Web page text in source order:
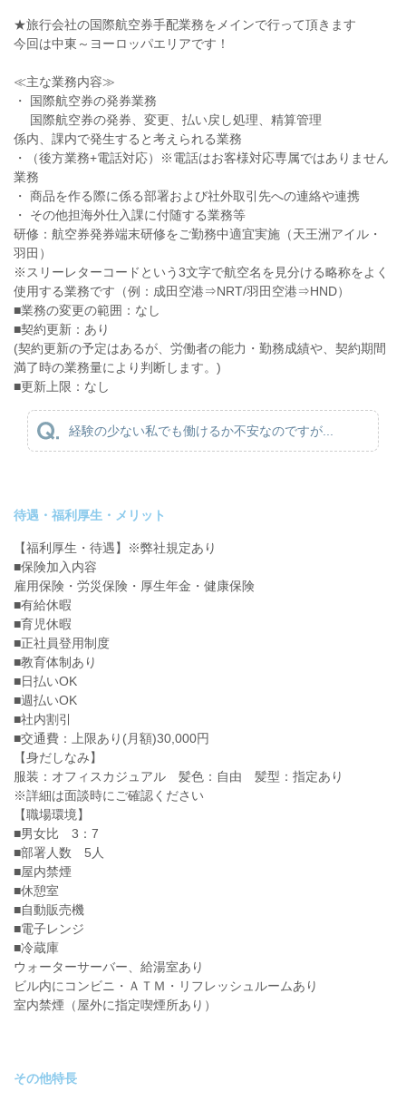
★旅行会社の国際航空券手配業務をメインで行って頂きます
今回は中東～ヨーロッパエリアです！
≪主な業務内容≫
・ 国際航空券の発券業務
国際航空券の発券、変更、払い戻し処理、精算管理
係内、課内で発生すると考えられる業務
・（後方業務+電話対応）※電話はお客様対応専属ではありません
業務
・ 商品を作る際に係る部署および社外取引先への連絡や連携
・ その他担海外仕入課に付随する業務等
研修：航空券発券端末研修をご勤務中適宜実施（天王洲アイル・
羽田）
※スリーレターコードという3文字で航空名を見分ける略称をよく
使用する業務です（例：成田空港⇒NRT/羽田空港⇒HND）
■業務の変更の範囲：なし
■契約更新：あり
(契約更新の予定はあるが、労働者の能力・勤務成績や、契約期間
満了時の業務量により判断します。)
■更新上限：なし
経験の少ない私でも働けるか不安なのですが...
待遇・福利厚生・メリット
【福利厚生・待遇】※弊社規定あり
■保険加入内容
雇用保険・労災保険・厚生年金・健康保険
■有給休暇
■育児休暇
■正社員登用制度
■教育体制あり
■日払いOK
■週払いOK
■社内割引
■交通費：上限あり(月額)30,000円
【身だしなみ】
服装：オフィスカジュアル 髪色：自由 髪型：指定あり
※詳細は面談時にご確認ください
【職場環境】
■男女比 3：7
■部署人数 5人
■屋内禁煙
■休憩室
■自動販売機
■電子レンジ
■冷蔵庫
ウォーターサーバー、給湯室あり
ビル内にコンビニ・ＡＴＭ・リフレッシュルームあり
室内禁煙（屋外に指定喫煙所あり）
その他特長